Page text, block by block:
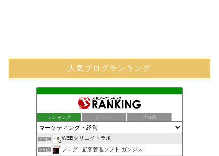
人気ブログランキング
ランキング ポイント ブロ画
596位 WEBクリエイトラボ
597位 ブログ | 顧客管理ソフト ガンジス